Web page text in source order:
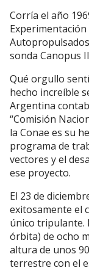
Corría el año
sonda Canopus
Qué orgullo
hecho increíble
Argentina
“Comisión
la Conae es su
programa de
vectores y el
ese proyecto.
El 23 de
exitosamente el
único tripulante.
órbita) de ocho
altura de unos
terrestre con el